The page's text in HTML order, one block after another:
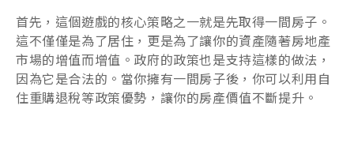
首先，這個遊戲的核心策略之一就是先取得一間房子。
這不僅僅是為了居住，更是為了讓你的資產隨著房地產
市場的增值而增值。政府的政策也是支持這樣的做法，
因為它是合法的。當你擁有一間房子後，你可以利用自
住重購退稅等政策優勢，讓你的房產價值不斷提升。